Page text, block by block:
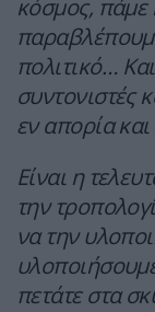
κόσμος, πάμε
πολιτικό…
συντονιστές
εν απορία
Είναι η
την
να την
πετάτε στα